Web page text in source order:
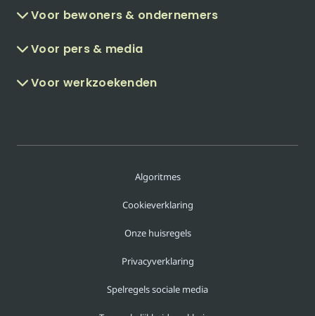
Voor bewoners & ondernemers
Voor pers & media
Voor werkzoekenden
Algoritmes
Cookieverklaring
Onze huisregels
Privacyverklaring
Spelregels sociale media